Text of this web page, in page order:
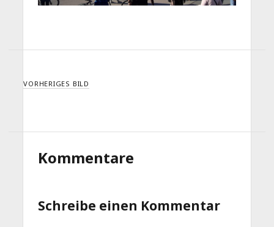
VORHERIGES BILD
Kommentare
Schreibe einen Kommentar